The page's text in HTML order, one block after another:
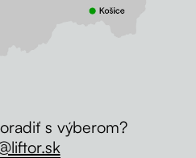
s výberom?